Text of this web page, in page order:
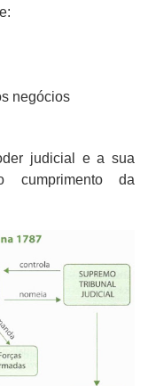
negócios
judicial e a sua
cumprimento da